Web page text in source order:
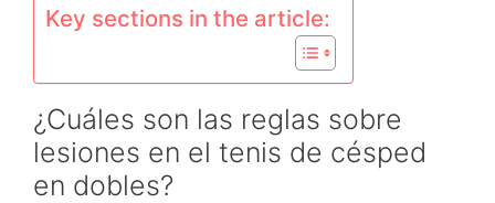
Key sections in the article:
¿Cuáles son las reglas sobre
lesiones en el tenis de césped
en dobles?